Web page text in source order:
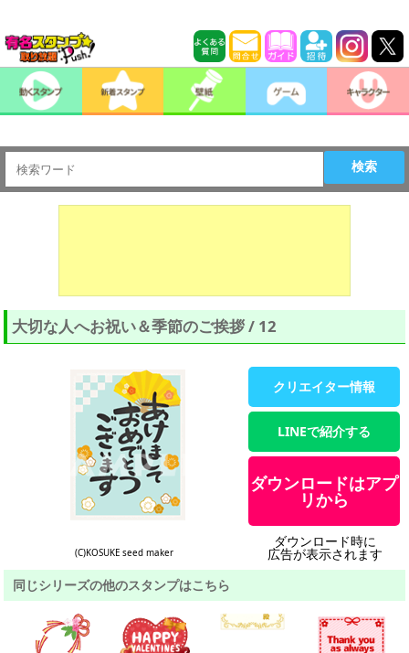
検索
大切な人へお祝い＆季節のご挨拶 / 12
(C)KOSUKE seed maker
クリエイター情報
LINEで紹介する
ダウンロードはアプ
リから
ダウンロード時に
広告が表示されます
同じシリーズの他のスタンプはこちら